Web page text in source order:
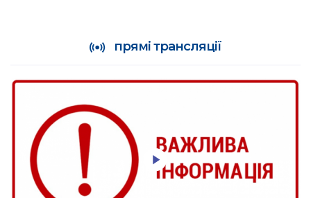
прямі трансляції